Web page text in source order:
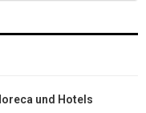
und Hotels